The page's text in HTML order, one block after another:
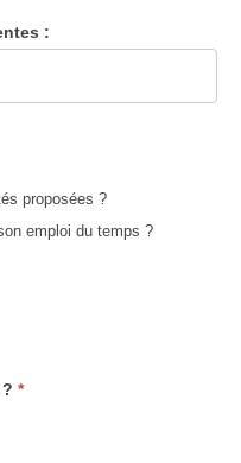
:
proposées ?
emploi du temps ?
*